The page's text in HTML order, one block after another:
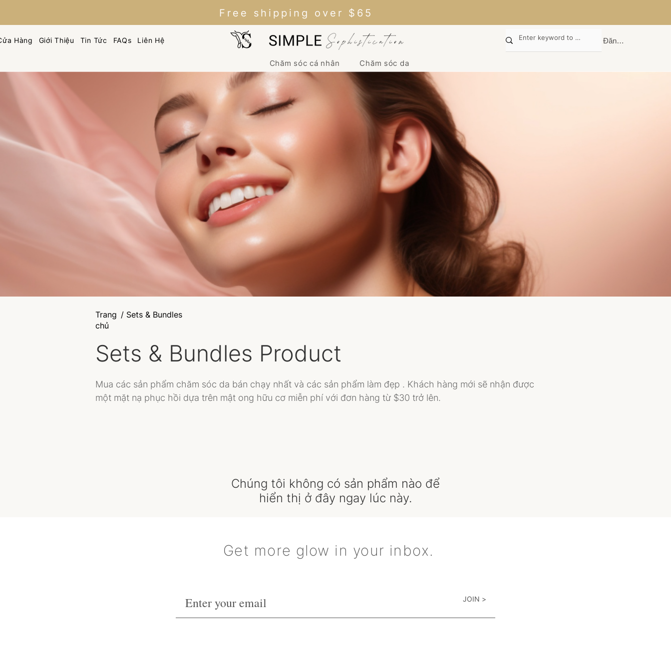
Free shipping over $65
Hàng Giới Thiệu Tin Tức FAQs Liên Hệ Đăng nhập
Chăm sóc cá nhân Chăm sóc da
Trang
chủ
/ Sets & Bundles
Sets & Bundles Product
Mua các sản phẩm chăm sóc da bán chạy nhất và các sản phẩm làm đẹp . Khách hàng mới sẽ nhận được
một mặt nạ phục hồi dựa trên mật ong hữu cơ miễn phí với đơn hàng từ $30 trở lên.
Chúng tôi không có sản phẩm nào để
hiển thị ở đây ngay lúc này.
Get more glow in your inbox.
JOIN >